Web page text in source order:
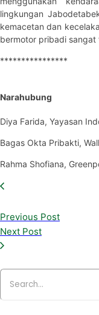
lingkungan
kemacetan dan
bermotor pribadi sangat
****************
Narahubung
Diya Farida, Yayasan
Bagas Okta Pribakti,
Rahma Shofiana,
Previous Post
Next Post